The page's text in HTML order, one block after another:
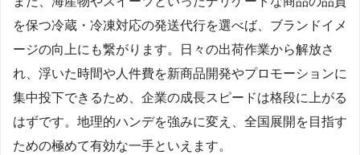
を保つ冷蔵・冷凍対応の発送代行を選べば、ブランドイメ
ージの向上にも繋がります。日々の出荷作業から解放さ
れ、浮いた時間や人件費を新商品開発やプロモーションに
集中投下できるため、企業の成長スピードは格段に上がる
はずです。地理的ハンデを強みに変え、全国展開を目指す
ための極めて有効な一手といえます。